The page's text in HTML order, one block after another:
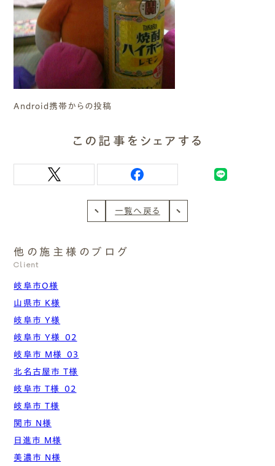
Android携帯からの投稿
この記事をシェアする
一覧へ戻る
他の施主様のブログ
Client
岐阜市O様
山県市 K様
岐阜市 Y様
岐阜市 Y様_02
岐阜市 M様_03
北名古屋市 T様
岐阜市 T様_02
岐阜市 T様
関市 N様
日進市 M様
美濃市 N様